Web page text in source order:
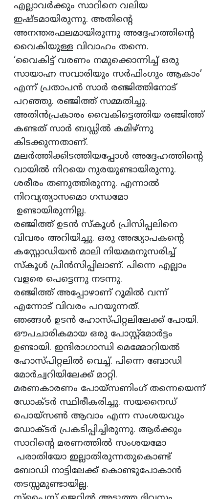
എല്ലാവര്‍ക്കും സാറിനെ വലിയ
ഇഷ്ടമായിരുന്നു. അതിന്റെ
അനന്തരഫലമായിരുന്നു അദ്ദേഹത്തിന്റെ
വൈകിയുള്ള വിവാഹം തന്നെ.
‘വൈകിട്ട് വരണം നമുക്കൊന്നിച്ച്‌ ഒരു
സായാഹ്ന സവാരിയും സര്‍ഫിംഗും ആകാം’
എന്ന് പ്രതാപന്‍ സാര്‍ രഞ്ജിത്തിനോട്
പറഞ്ഞു. രഞ്ജിത്ത് സമ്മതിച്ചു.
അതിന്‍പ്രകാരം വൈകിട്ടെത്തിയ രഞ്ജിത്ത്
കണ്ടത് സാര്‍ ബഡ്ഡില്‍ കമിഴ്ന്നു
കിടക്കുന്നതാണ്.
മലര്‍ത്തിക്കിടത്തിയപ്പോള്‍ അദ്ദേഹത്തിന്റെ
വായില്‍ നിറയെ നുരയുണ്ടായിരുന്നു.
ശരീരം തണുത്തിരുന്നു. എന്നാല്‍
നിറവ്യത്യാസമൊ ഗന്ധമോ
ഉണ്ടായിരുന്നില്ല.
രഞ്ജിത്ത് ഉടന്‍ സ്കൂൾ പ്രിസിപ്പലിനെ
വിവരം അറിയിച്ചു. ഒരു അദ്ധ്യാപകന്റെ
കസ്റ്റോഡിയന്‍ മാലി നിയമമനുസരിച്ച്
സ്കൂള്‍ പ്രിന്‍സിപ്പിലാണ്. പിന്നെ എല്ലാം
വളരെ പെട്ടെന്നു നടന്നു.
രഞ്ജിത്ത് അപ്പോഴാണ്‌ റൂമില്‍ വന്ന്
എന്നോട് വിവരം പറയുന്നത്.
ഞങ്ങള്‍ ഉടന്‍ ഹോസ്പിറ്റലിലേക്ക് പോയി.
ഔപചാരികമായ ഒരു പോസ്റ്റ്‌മോര്‍ട്ടം
ഉണ്ടായി. ഇന്ദിരാഗാന്ധി മെമ്മോറിയല്‍
ഹോസ്പിറ്റലില്‍ വെച്ച്. പിന്നെ ബോഡി
മോര്‍ച്വറിയിലേക്ക് മാറ്റി.
മരണകാരണം പോയ്സണിംഗ് തന്നെയെന്ന്
ഡോക്ടര്‍ സ്ഥിരീകരിച്ചു. സയനൈഡ്
പൊയ്സണ്‍ ആവാം എന്ന സംശയവും
ഡോക്ടര്‍ പ്രകടിപ്പിച്ചിരുന്നു. ആര്‍ക്കും
സാറിന്റെ മരണത്തില്‍ സംശയമോ
പരാതിയോ ഇല്ലാതിരുന്നതുകൊണ്ട്
ബോഡി നാട്ടിലേക്ക് കൊണ്ടുപോകാന്‍
തടസ്സമുണ്ടായില്ല.